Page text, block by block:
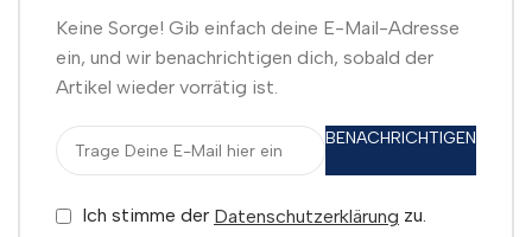
Keine Sorge! Gib einfach deine E-Mail-Adresse
ein, und wir benachrichtigen dich, sobald der
Artikel wieder vorrätig ist.
BENACHRICHTIGEN
Ich stimme der Datenschutzerklärung zu.